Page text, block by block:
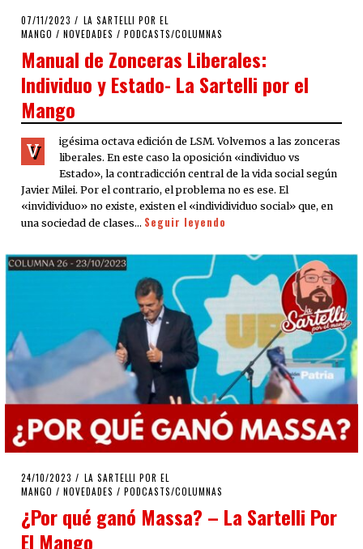
POSTED
ON
07/11/2023 07/11/2023
LA SARTELLI POR EL
MANGO / NOVEDADES / PODCASTS/COLUMNAS
Manual de Zonceras Liberales:
Individuo y Estado- La Sartelli por el
Mango
V
igésima octava edición de LSM. Volvemos a las zonceras
liberales. En este caso la oposición «individuo vs
Estado», la contradicción central de la vida social según
Javier Milei. Por el contrario, el problema no es ese. El
«invidividuo» no existe, existen el «individividuo social» que, en
una sociedad de clases… Seguir leyendo
POSTED
ON
24/10/2023 24/10/2023
LA SARTELLI POR EL
MANGO / NOVEDADES / PODCASTS/COLUMNAS
¿Por qué ganó Massa? – La Sartelli Por
El Mango